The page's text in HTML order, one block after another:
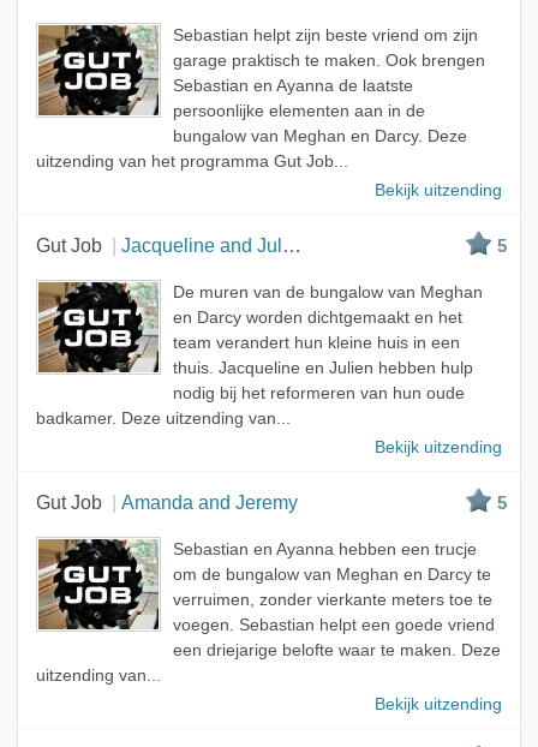
Sebastian helpt zijn beste vriend om zijn
garage praktisch te maken. Ook brengen
Sebastian en Ayanna de laatste
persoonlijke elementen aan in de
bungalow van Meghan en Darcy. Deze
uitzending van het programma Gut Job...
Bekijk uitzending
Gut Job Jacqueline and Julien 5
De muren van de bungalow van Meghan
en Darcy worden dichtgemaakt en het
team verandert hun kleine huis in een
thuis. Jacqueline en Julien hebben hulp
nodig bij het reformeren van hun oude
badkamer. Deze uitzending van...
Bekijk uitzending
Gut Job Amanda and Jeremy 5
Sebastian en Ayanna hebben een trucje
om de bungalow van Meghan en Darcy te
verruimen, zonder vierkante meters toe te
voegen. Sebastian helpt een goede vriend
een driejarige belofte waar te maken. Deze
uitzending van...
Bekijk uitzending